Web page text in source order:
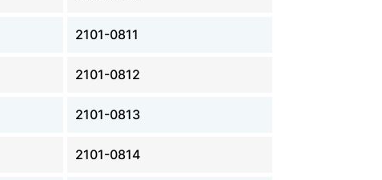
2101-0811
2101-0812
2101-0813
2101-0814